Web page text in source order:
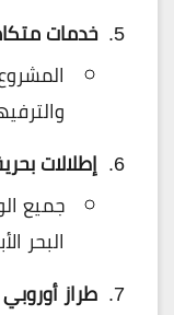
خدمات
إطلالات
جميع
البحر
طراز